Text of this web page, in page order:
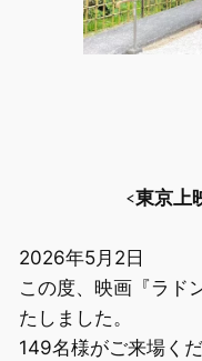
<東京上
2026年5月2日
この度、映画『ラド
たしました。
149名様がご来場くだ